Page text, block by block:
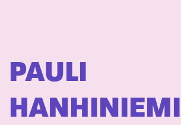
PAULI
HANHINIEMI